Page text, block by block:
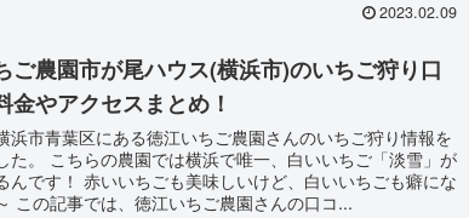
2023.02.09
ご農園市が尾ハウス(横浜市)のいちご狩り口
金やアクセスまとめ！
浜市青葉区にある徳江いちご農園さんのいちご狩り情報を
た。 こちらの農園では横浜で唯一、白いいちご「淡雪」が
んです！ 赤いいちごも美味しいけど、白いいちごも癖にな
この記事では、徳江いちご農園さんの口コ...